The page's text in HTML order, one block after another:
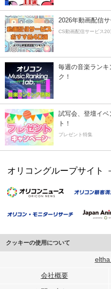
2026年動画配信
CS動画配信サービス20
毎週の音楽ランキ
ク！
試写会、登壇イ
ト！
プレゼント特集
オリコングループサイト
クッキーの使用について
このサイトでは Cookie を使用して、
行っています。会社概要